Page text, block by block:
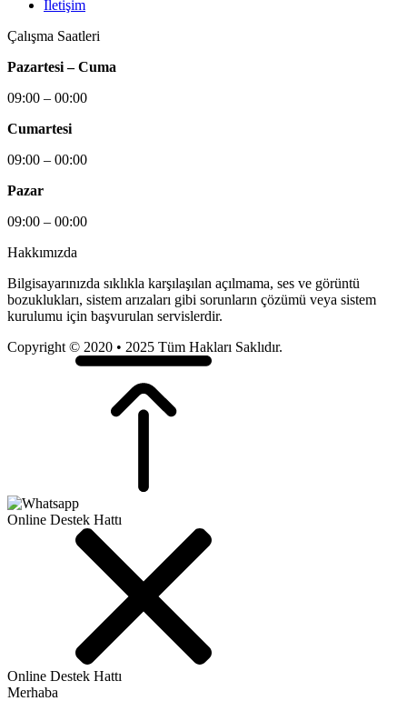
İletişim
Çalışma Saatleri
Pazartesi – Cuma
09:00 – 00:00
Cumartesi
09:00 – 00:00
Pazar
09:00 – 00:00
Hakkımızda
Bilgisayarınızda sıklıkla karşılaşılan açılmama, ses ve görüntü
bozuklukları, sistem arızaları gibi sorunların çözümü veya sistem
kurulumu için başvurulan servislerdir.
Copyright © 2020 • 2025 Tüm Hakları Saklıdır.
Online Destek Hattı
Online Destek Hattı
Merhaba